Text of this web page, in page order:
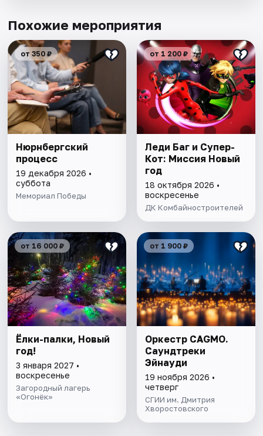
Похожие мероприятия
от 350 ₽
Нюрнбергский
процесс
19 декабря 2026 •
суббота
Мемориал Победы
от 1 200 ₽
Леди Баг и Супер-
Кот: Миссия Новый
год
18 октября 2026 •
воскресенье
ДК Комбайностроителей
от 16 000 ₽
Ёлки-палки, Новый
год!
3 января 2027 •
воскресенье
Загородный лагерь
«Огонёк»
от 1 900 ₽
Оркестр CAGMO.
Саундтреки
Эйнауди
19 ноября 2026 •
четверг
СГИИ им. Дмитрия
Хворостовского